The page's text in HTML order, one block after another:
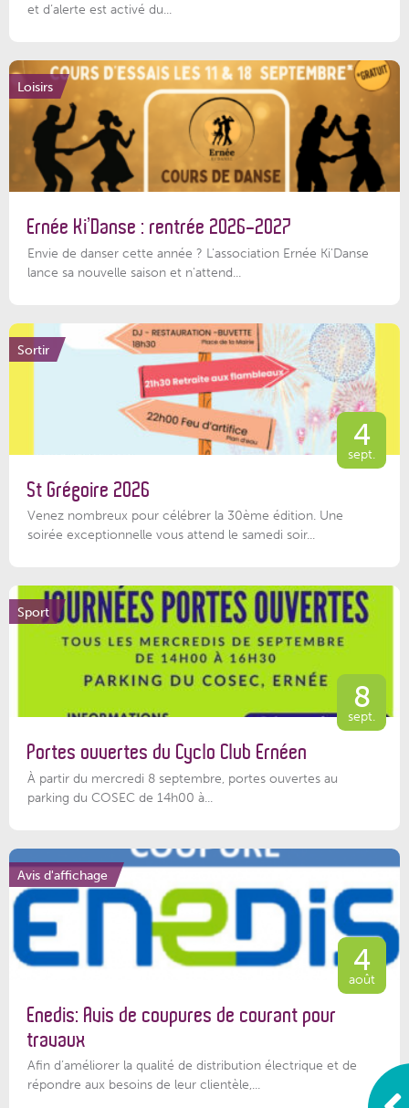
et d’alerte est activé du...
Loisirs
Ernée Ki’Danse : rentrée 2026-2027
Envie de danser cette année ? L'association Ernée Ki'Danse
lance sa nouvelle saison et n'attend...
Sortir
4
sept.
St Grégoire 2026
Venez nombreux pour célébrer la 30ème édition. Une
soirée exceptionnelle vous attend le samedi soir...
Sport
8
sept.
Portes ouvertes du Cyclo Club Ernéen
À partir du mercredi 8 septembre, portes ouvertes au
parking du COSEC de 14h00 à...
Avis d'affichage
4
août
Enedis: Avis de coupures de courant pour
travaux
Afin d’améliorer la qualité de distribution électrique et de
répondre aux besoins de leur clientèle,...